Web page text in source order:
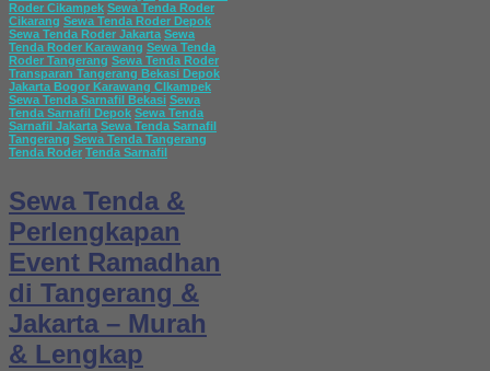
Roder Cikampek Sewa Tenda Roder
Cikarang Sewa Tenda Roder Depok
Sewa Tenda Roder Jakarta Sewa
Tenda Roder Karawang Sewa Tenda
Roder Tangerang Sewa Tenda Roder
Transparan Tangerang Bekasi Depok
Jakarta Bogor Karawang CIkampek
Sewa Tenda Sarnafil Bekasi Sewa
Tenda Sarnafil Depok Sewa Tenda
Sarnafil Jakarta Sewa Tenda Sarnafil
Tangerang Sewa Tenda Tangerang
Tenda Roder Tenda Sarnafil
Sewa Tenda &
Perlengkapan
Event Ramadhan
di Tangerang &
Jakarta – Murah
& Lengkap